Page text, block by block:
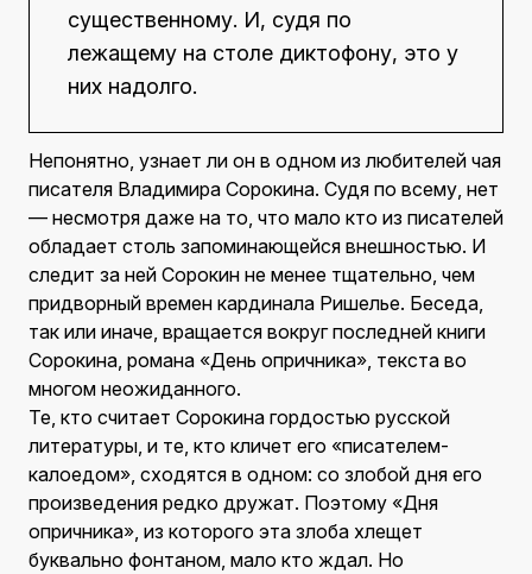
существенному. И, судя по
лежащему на столе диктофону, это у
них надолго.
Непонятно, узнает ли он в одном из любителей чая
писателя Владимира Сорокина. Судя по всему, нет
— несмотря даже на то, что мало кто из писателей
обладает столь запоминающейся внешностью. И
следит за ней Сорокин не менее тщательно, чем
придворный времен кардинала Ришелье. Беседа,
так или иначе, вращается вокруг последней книги
Сорокина, романа «День опричника», текста во
многом неожиданного.
Те, кто считает Сорокина гордостью русской
литературы, и те, кто кличет его «писателем-
калоедом», сходятся в одном: со злобой дня его
произведения редко дружат. Поэтому «Дня
опричника», из которого эта злоба хлещет
буквально фонтаном, мало кто ждал. Но